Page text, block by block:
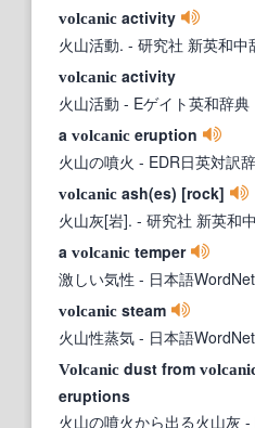
volcanic activity
火山活動. - 研究社 新英和中
volcanic activity
火山活動 - Eゲイト英和辞典
a volcanic eruption
火山の噴火 - EDR日英対訳
volcanic ash(es) [rock]
火山灰[岩]. - 研究社 新英和
a volcanic temper
激しい気性 - 日本語WordNet
volcanic steam
火山性蒸気 - 日本語WordNet
Volcanic dust from
eruptions
火山の噴火から出る火山灰 -